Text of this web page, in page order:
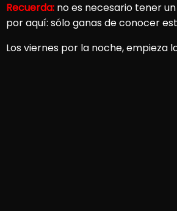
Recuerda: no es necesario tener
por aquí: sólo ganas de conocer
Los viernes por la noche, empieza